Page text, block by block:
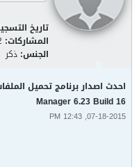
تاريخ
المشاركات:
الجنس: ذكر
Manager 6.23 Build 16
07-18-2015, 12:43 PM